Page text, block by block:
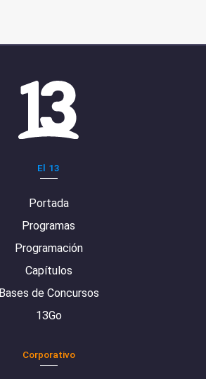
El 13
Portada
Programas
Programación
Capítulos
Bases de Concursos
13Go
Corporativo